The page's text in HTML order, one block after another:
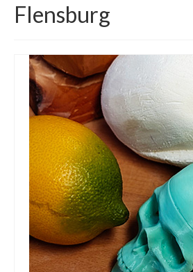
AUSBILDUNG
LINKS
LOGIN
Flensburg